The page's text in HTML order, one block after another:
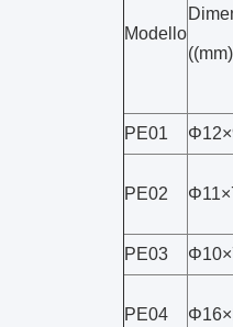
Modello
((mm)
PE01
PE02
PE03
PE04